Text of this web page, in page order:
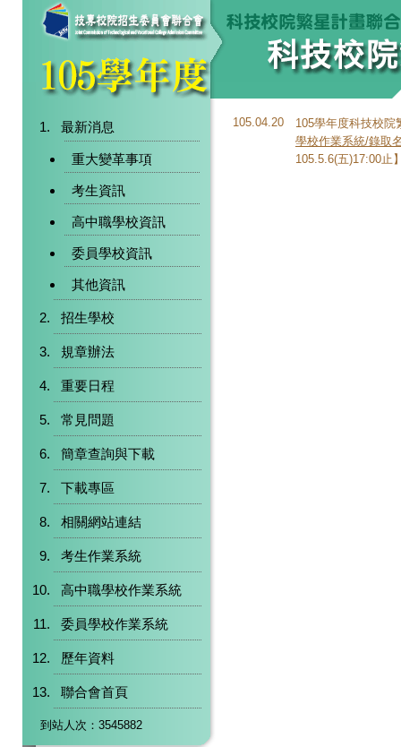
最新消息
重大變革事項
考生資訊
高中職學校資訊
委員學校資訊
其他資訊
招生學校
規章辦法
重要日程
常見問題
簡章查詢與下載
下載專區
相關網站連結
考生作業系統
高中職學校作業系統
委員學校作業系統
歷年資料
聯合會首頁
到站人次：3545882
105.04.20
105學年度科技校
學校作業系統/錄取
105.5.6(五)17:00止